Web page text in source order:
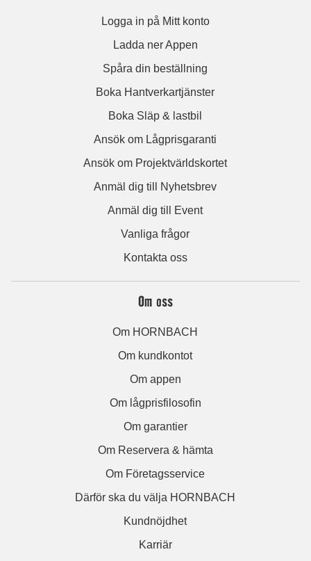
Logga in på Mitt konto
Ladda ner Appen
Spåra din beställning
Boka Hantverkartjänster
Boka Släp & lastbil
Ansök om Lågprisgaranti
Ansök om Projektvärldskortet
Anmäl dig till Nyhetsbrev
Anmäl dig till Event
Vanliga frågor
Kontakta oss
Om oss
Om HORNBACH
Om kundkontot
Om appen
Om lågprisfilosofin
Om garantier
Om Reservera & hämta
Om Företagsservice
Därför ska du välja HORNBACH
Kundnöjdhet
Karriär